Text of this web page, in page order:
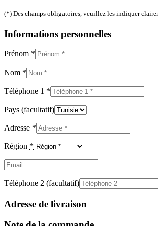
(*) Des champs obligatoires, veuillez les indiquer
Informations personnelles
Prénom *
Nom *
Téléphone 1 *
Pays (facultatif)
Adresse *
Région *
Email
Téléphone 2 (facultatif)
Adresse de livraison